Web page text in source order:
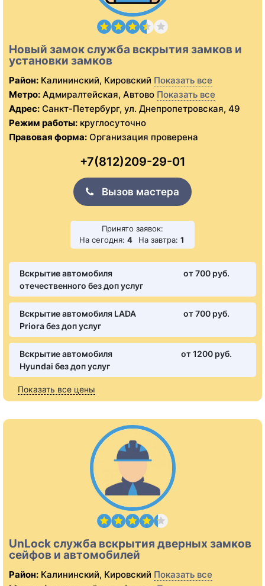
Новый замок служба вскрытия замков и
установки замков
Район: Калининский, Кировский Показать все
Метро: Адмиралтейская, Автово Показать все
Адрес: Санкт-Петербург, ул. Днепропетровская, 49
Режим работы: круглосуточно
Правовая форма: Организация проверена
+7(812)209-29-01
Вызов мастера
Принято заявок:
На сегодня: 4 На завтра: 1
Вскрытие автомобиля
отечественного без доп услуг
от 700 pуб.
Вскрытие автомобиля LADA
Priora без доп услуг
от 700 pуб.
Вскрытие автомобиля
Hyundai без доп услуг
от 1200 pуб.
Показать все цены
UnLock служба вскрытия дверных замков
сейфов и автомобилей
Район: Калининский, Кировский Показать все